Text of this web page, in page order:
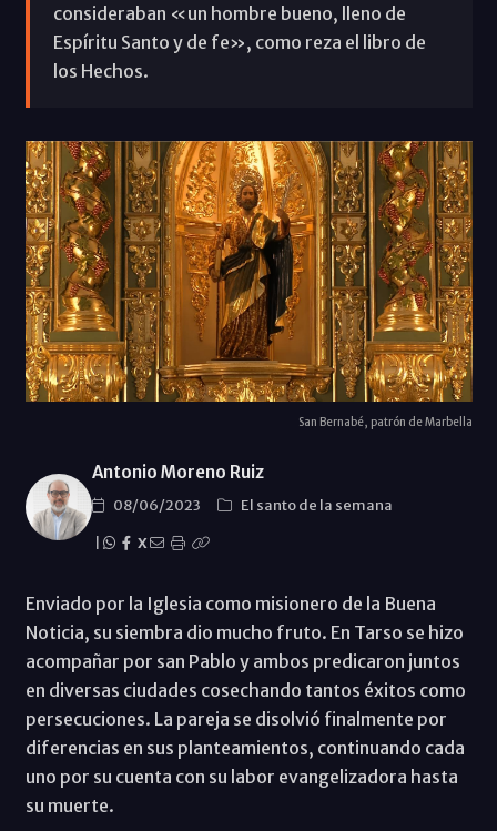
consideraban «un hombre bueno, lleno de
Espíritu Santo y de fe», como reza el libro de
los Hechos.
San Bernabé, patrón de Marbella
Antonio Moreno Ruiz
08/06/2023
El santo de la semana
X
Enviado por la Iglesia como misionero de la Buena
Noticia, su siembra dio mucho fruto. En Tarso se hizo
acompañar por san Pablo y ambos predicaron juntos
en diversas ciudades cosechando tantos éxitos como
persecuciones. La pareja se disolvió finalmente por
diferencias en sus planteamientos, continuando cada
uno por su cuenta con su labor evangelizadora hasta
su muerte.